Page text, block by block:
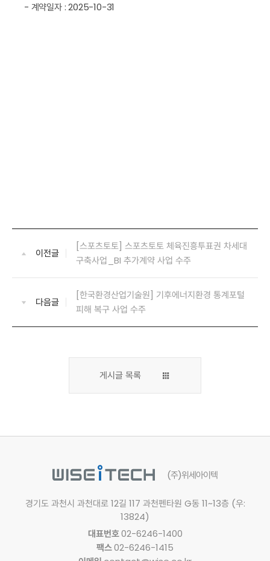
- 계약일자 : 2025-10-31
이전글
[스포츠토토] 스포츠토토 체육진흥투표권 차세대
구축사업_BI 추가계약 사업 수주
다음글
[한국환경산업기술원] 기후에너지환경 통계포털
피해 복구 사업 수주
게시글 목록
(주)위세아이텍
경기도 과천시 과천대로 12길 117 과천펜타원 G동 11~13층 (우:
13824)
대표번호02-6246-1400
팩스02-6246-1415